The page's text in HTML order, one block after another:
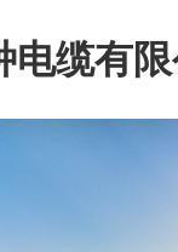
电缆有